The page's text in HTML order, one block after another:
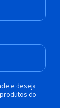
e deseja
do